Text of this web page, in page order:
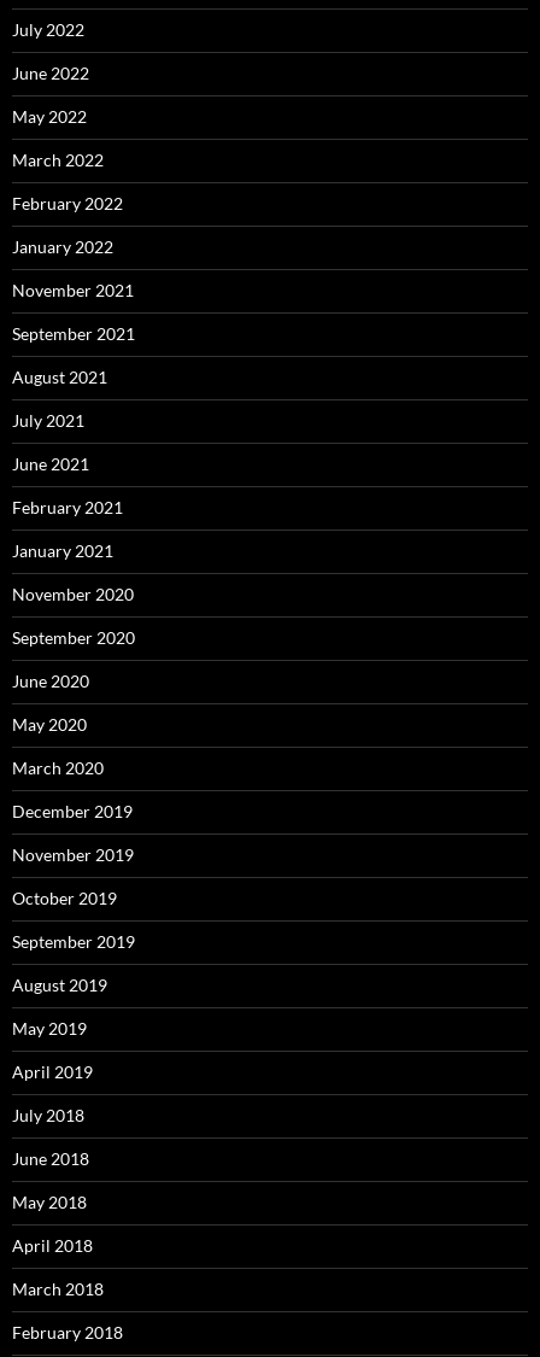
July 2022
June 2022
May 2022
March 2022
February 2022
January 2022
November 2021
September 2021
August 2021
July 2021
June 2021
February 2021
January 2021
November 2020
September 2020
June 2020
May 2020
March 2020
December 2019
November 2019
October 2019
September 2019
August 2019
May 2019
April 2019
July 2018
June 2018
May 2018
April 2018
March 2018
February 2018